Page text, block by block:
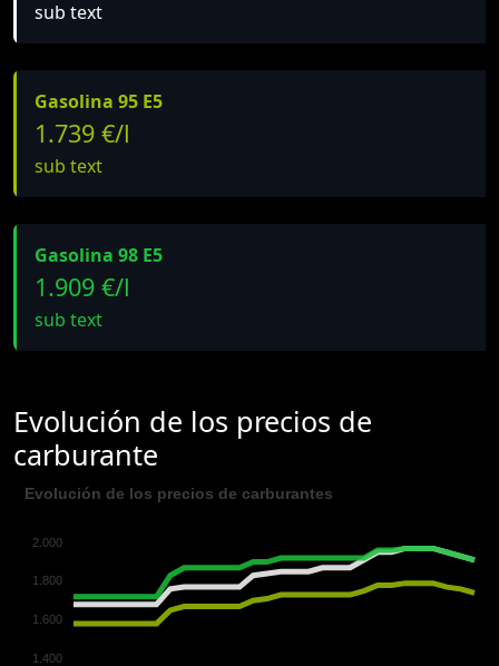
sub text
Gasolina 95 E5
1.739 €/l
sub text
Gasolina 98 E5
1.909 €/l
sub text
Evolución de los precios de
carburante
Evolución de los precios de carburantes
2.000
1.800
1.600
1.400